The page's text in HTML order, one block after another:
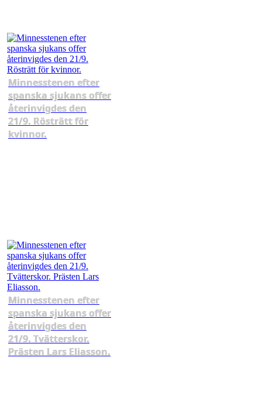
Minnesstenen efter
spanska sjukans offer
återinvigdes den
21/9. Rösträtt för
kvinnor.
Minnesstenen efter
spanska sjukans offer
återinvigdes den
21/9. Tvätterskor.
Prästen Lars Eliasson.